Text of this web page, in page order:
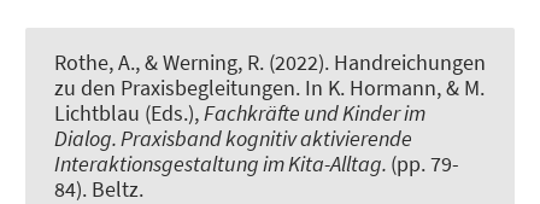
Rothe, A., & Werning, R. (2022). Handreichungen
zu den Praxisbegleitungen. In K. Hormann, & M.
Lichtblau (Eds.),Fachkräfte und Kinder im
Dialog. Praxisband kognitiv aktivierende
Interaktionsgestaltung im Kita-Alltag. (pp. 79-
84). Beltz.